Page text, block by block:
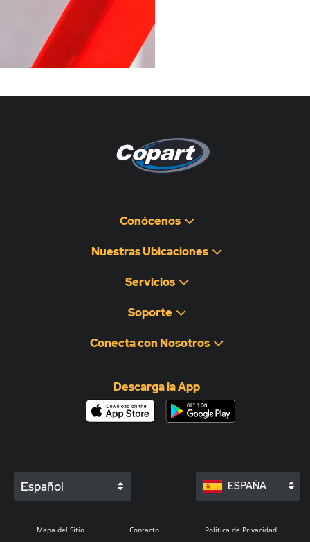
Conócenos
Nuestras Ubicaciones
Servicios
Soporte
Conecta con Nosotros
Descarga la App
Español ESPAÑA
Mapa del Sitio Contacto Política de Privacidad